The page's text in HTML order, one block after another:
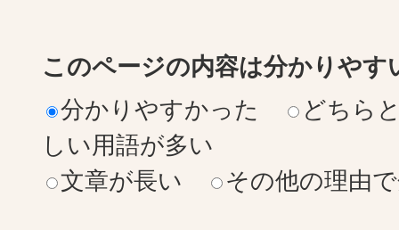
このページの内容は分かりやす
分かりやすかった
どちら
しい用語が多い
文章が長い
その他の理由